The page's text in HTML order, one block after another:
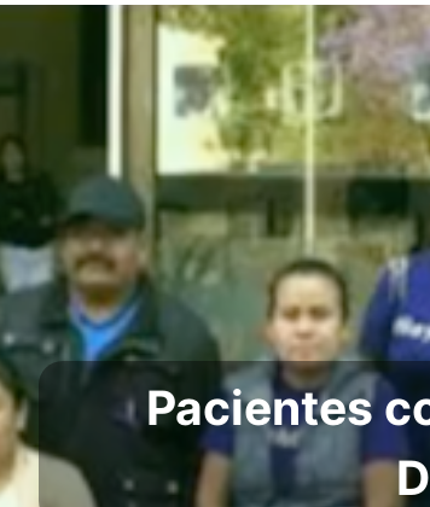
Pacientes